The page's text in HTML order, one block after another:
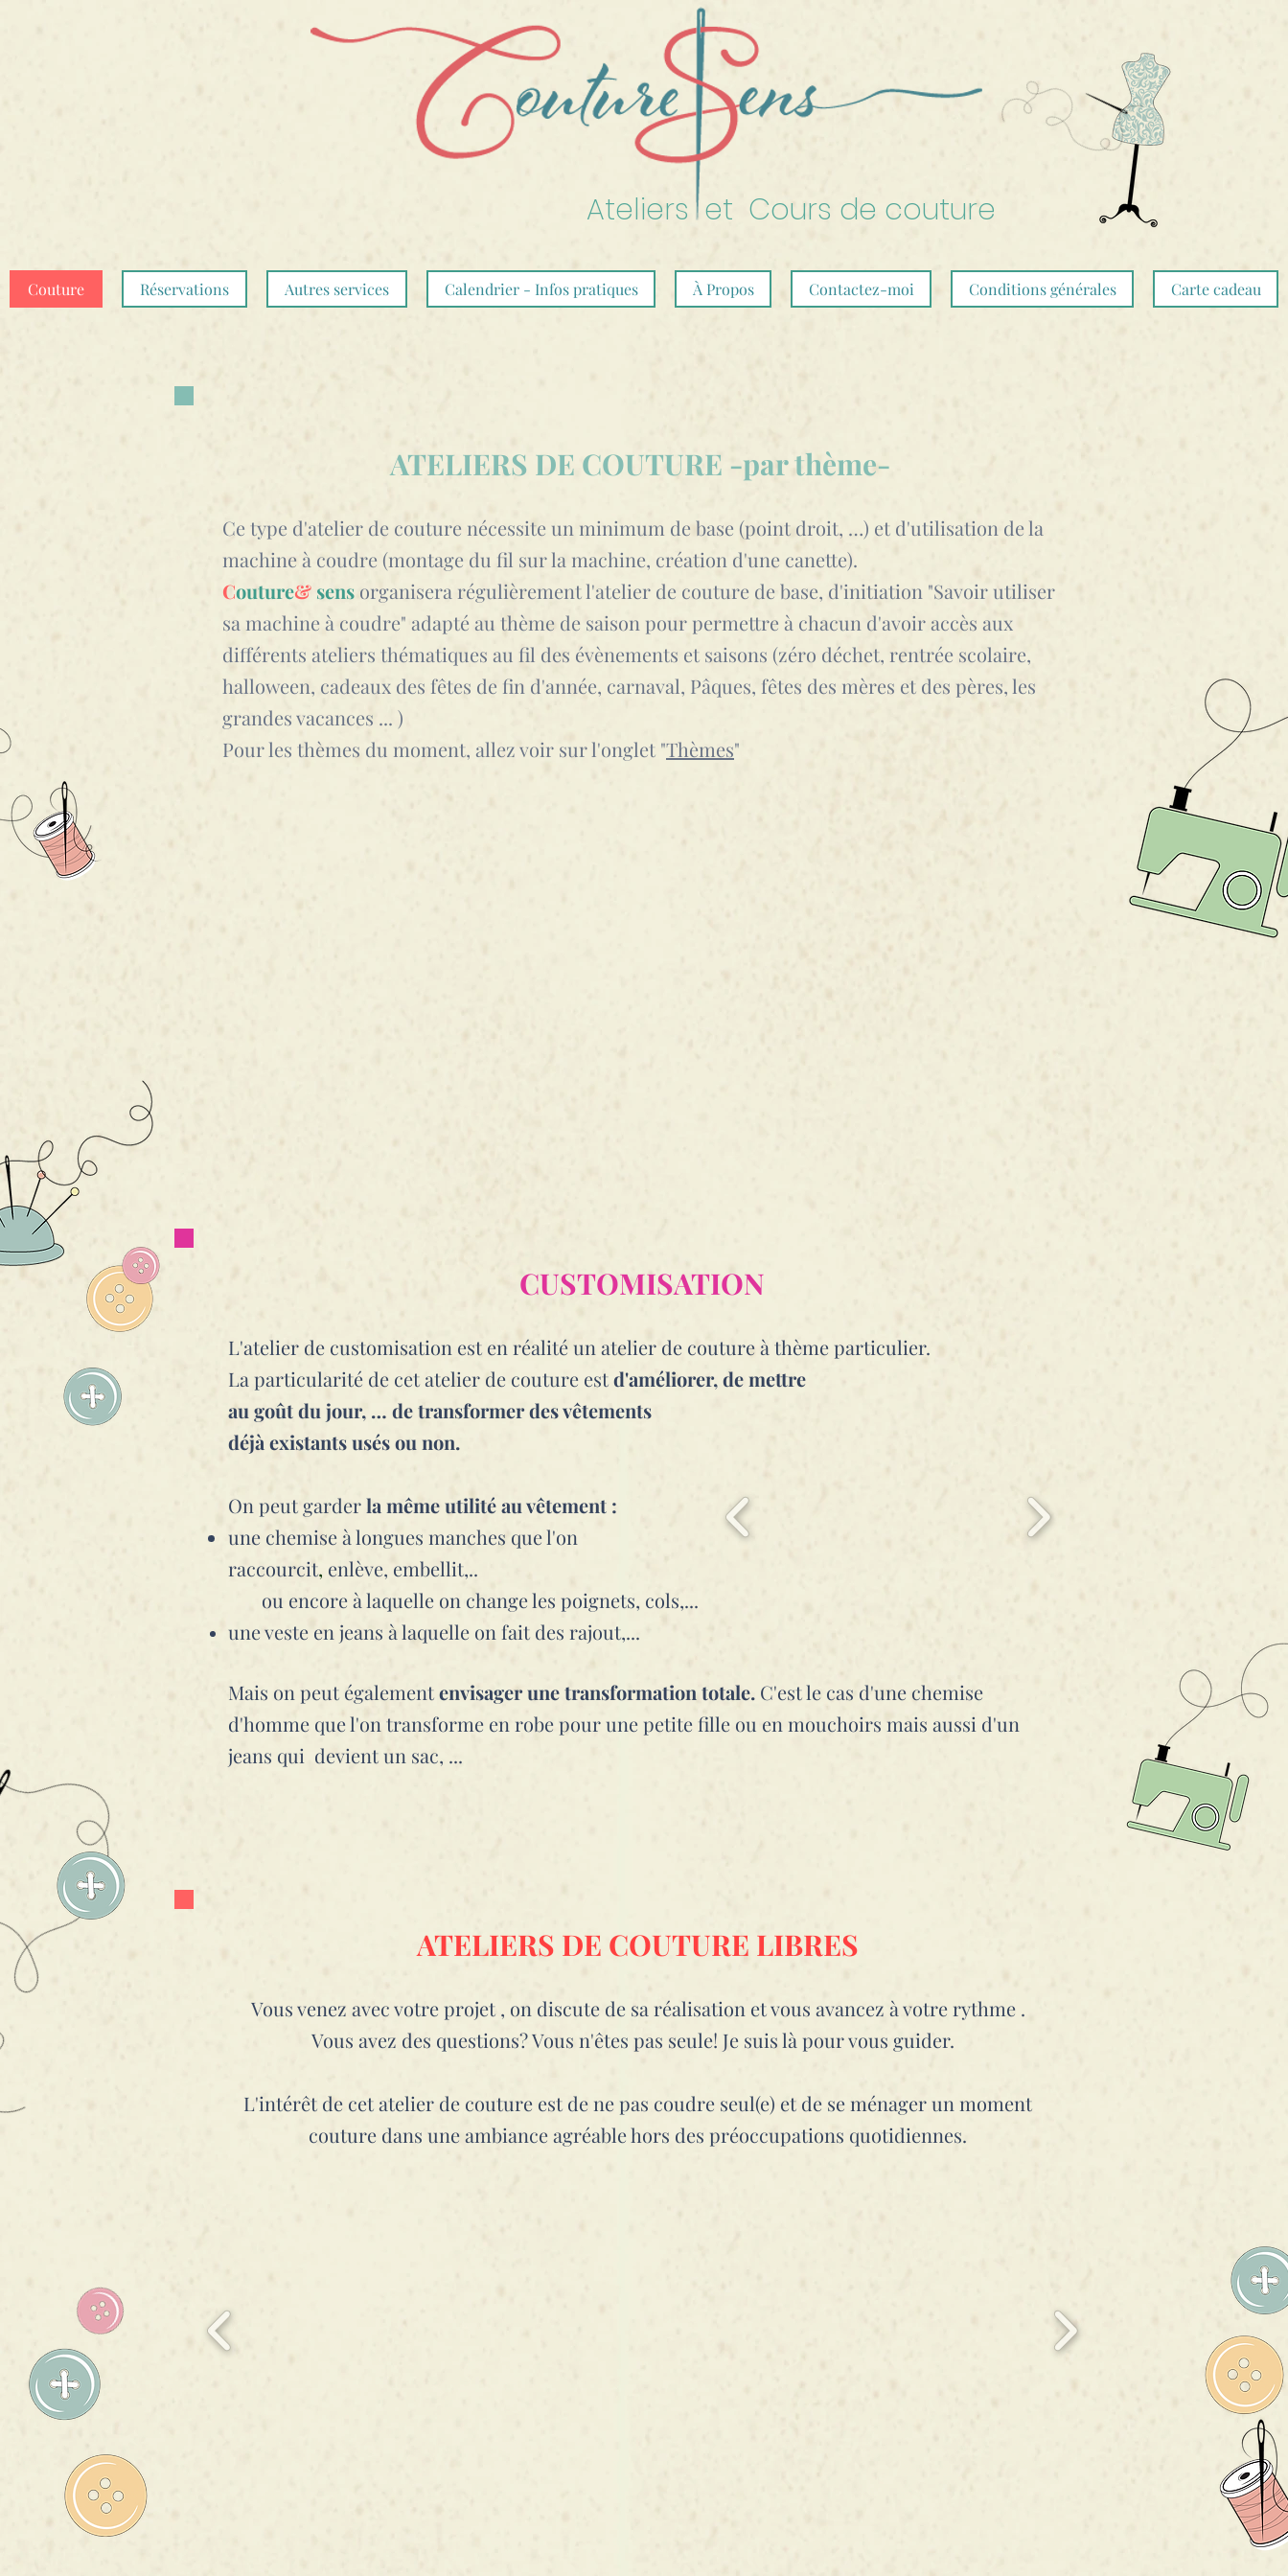
Ateliers et Cours de couture
Couture Réservations Autres services Calendrier - Infos pratiques À Propos Contactez-moi Conditions générales Carte cadeau
ATELIERS DE COUTURE -par thème-
Ce type d'atelier de couture nécessite un minimum de base (point droit, …) et d'utilisation de la
machine à coudre (montage du fil sur la machine, création d'une canette).
Couture& sens organisera régulièrement l'atelier de couture de base, d'initiation "Savoir utiliser
sa machine à coudre" adapté au thème de saison pour permettre à chacun d'avoir accès aux
différents ateliers thématiques au fil des évènements et saisons (zéro déchet, rentrée scolaire,
halloween, cadeaux des fêtes de fin d'année, carnaval, Pâques, fêtes des mères et des pères, les
grandes vacances ... )
Pour les thèmes du moment, allez voir sur l'onglet "Thèmes"
CUSTOMISATION
L'atelier de customisation est en réalité un atelier de couture à thème particulier.
La particularité de cet atelier de couture estd'améliorer, de mettre
au goût du jour, … de transformer des vêtements
déjà existants usés ou non.
On peut garderla même utilité au vêtement :
une chemise à longues manches quel'on
raccourcit, enlève, embellit,..
ou encore à laquelle on change les poignets, cols,...
une veste en jeans à laquelle on fait des rajout,...
Mais on peut égalementenvisager une transformation totale. C'est le cas d'une chemise
d'homme que l'on transforme en robe pour une petite fille ou en mouchoirs mais aussi d'un
jeans qui devient un sac, ...
ATELIERS DE COUTURE LIBRES
Vous venez avec votre projet , on discute de sa réalisation et vous avancez à votre rythme .
Vous avez des questions? Vous n'êtes pas seule! Je suis là pour vous guider.
L'intérêt de cet atelier de couture est de ne pas coudre seul(e) et de se ménager un moment
couture dans une ambiance agréable hors des préoccupations quotidiennes.